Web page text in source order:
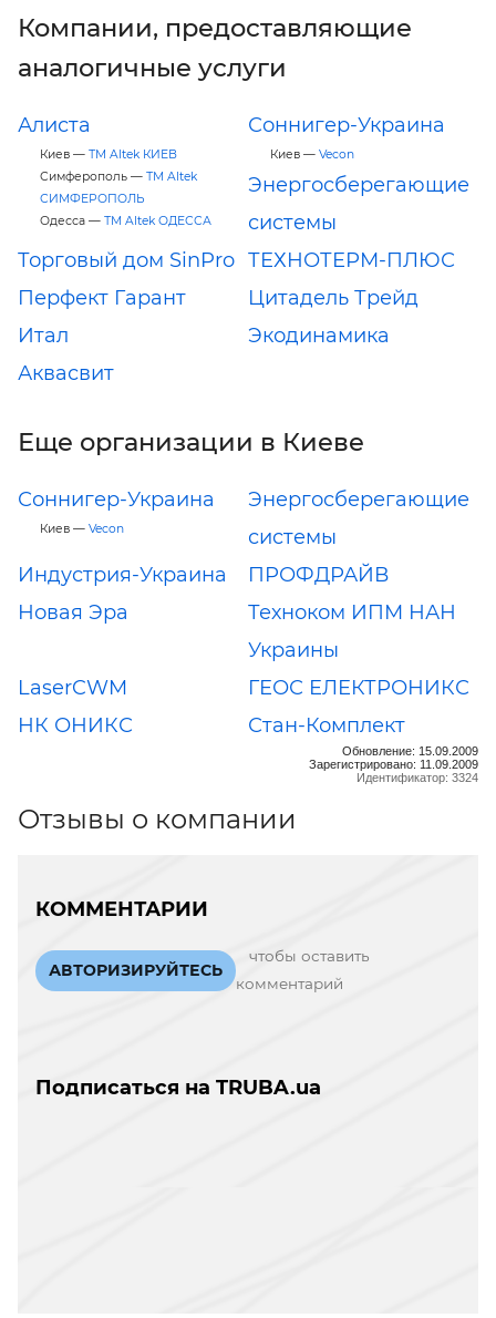
Компании, предоставляющие
аналогичные услуги
Алиста
Киев — ТМ Altek КИЕВ
Симферополь — ТМ Altek
СИМФЕРОПОЛЬ
Одесса — ТМ Altek ОДЕССА
Соннигер-Украина
Киев — Vecon
Энергосберегающие
системы
Торговый дом SinPro ТЕХНОТЕРМ-ПЛЮС
Перфект Гарант
Цитадель Трейд
Итал
Экодинамика
Аквасвит
Еще организации в Киеве
Соннигер-Украина
Киев — Vecon
Энергосберегающие
системы
Индустрия-Украина
ПРОФДРАЙВ
Новая Эра
Техноком ИПМ НАН
Украины
LaserCWM
ГЕОС ЕЛЕКТРОНИКС
НК ОНИКС
Стан-Комплект
Обновление: 15.09.2009
Зарегистрировано: 11.09.2009
Идентификатор: 3324
Отзывы о компании
КОММЕНТАРИИ
АВТОРИЗИРУЙТЕСЬ
чтобы оставить
комментарий
Подписаться на TRUBA.ua